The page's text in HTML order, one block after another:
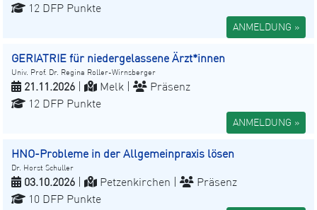
12 DFP Punkte
ANMELDUNG »
GERIATRIE für niedergelassene Ärzt*innen
Univ. Prof. Dr. Regina Roller-Wirnsberger
21.11.2026 Melk |
Präsenz
12 DFP Punkte
ANMELDUNG »
HNO-Probleme in der Allgemeinpraxis lösen
Dr. Horst Schuller
03.10.2026 Petzenkirchen |
Präsenz
10 DFP Punkte